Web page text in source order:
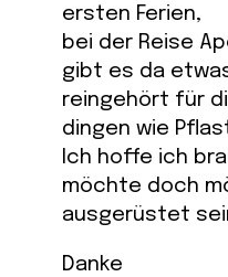
ersten Ferien,
bei der Reise
gibt es da
reingehört für
dingen wie
Ich hoffe ich
möchte doch
ausgerüstet
Danke